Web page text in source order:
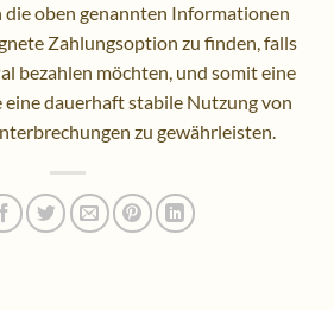
die oben genannten Informationen
Zahlungsoption zu finden, falls
bezahlen möchten, und somit eine
dauerhaft stabile Nutzung von
zu gewährleisten.